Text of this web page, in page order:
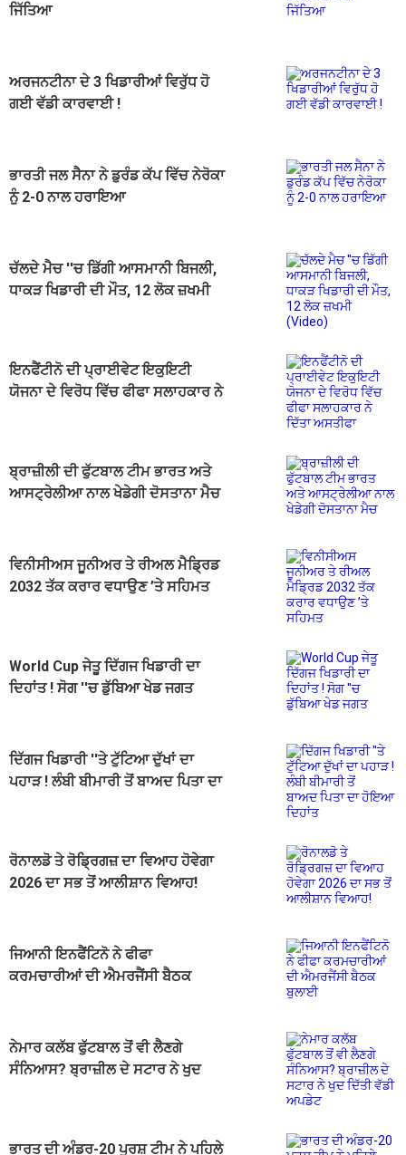
ਜਿੱਤਿਆ
ਅਰਜਨਟੀਨਾ ਦੇ 3 ਖਿਡਾਰੀਆਂ ਵਿਰੁੱਧ ਹੋ
ਗਈ ਵੱਡੀ ਕਾਰਵਾਈ !
ਭਾਰਤੀ ਜਲ ਸੈਨਾ ਨੇ ਡੁਰੰਡ ਕੱਪ ਵਿੱਚ ਨੇਰੋਕਾ
ਨੂੰ 2-0 ਨਾਲ ਹਰਾਇਆ
ਚੱਲਦੇ ਮੈਚ ''ਚ ਡਿੱਗੀ ਆਸਮਾਨੀ ਬਿਜਲੀ,
ਧਾਕੜ ਖਿਡਾਰੀ ਦੀ ਮੌਤ, 12 ਲੋਕ ਜ਼ਖਮੀ
ਇਨਫੈਂਟੀਨੋ ਦੀ ਪ੍ਰਾਈਵੇਟ ਇਕੁਇਟੀ
ਯੋਜਨਾ ਦੇ ਵਿਰੋਧ ਵਿੱਚ ਫੀਫਾ ਸਲਾਹਕਾਰ ਨੇ
ਬ੍ਰਾਜ਼ੀਲੀ ਦੀ ਫੁੱਟਬਾਲ ਟੀਮ ਭਾਰਤ ਅਤੇ
ਆਸਟ੍ਰੇਲੀਆ ਨਾਲ ਖੇਡੇਗੀ ਦੋਸਤਾਨਾ ਮੈਚ
ਵਿਨੀਸੀਅਸ ਜੂਨੀਅਰ ਤੇ ਰੀਅਲ ਮੈਡ੍ਰਿਡ
2032 ਤੱਕ ਕਰਾਰ ਵਧਾਉਣ ’ਤੇ ਸਹਿਮਤ
World Cup ਜੇਤੂ ਦਿੱਗਜ ਖਿਡਾਰੀ ਦਾ
ਦਿਹਾਂਤ ! ਸੋਗ ''ਚ ਡੁੱਬਿਆ ਖੇਡ ਜਗਤ
ਦਿੱਗਜ ਖਿਡਾਰੀ ''ਤੇ ਟੁੱਟਿਆ ਦੁੱਖਾਂ ਦਾ
ਪਹਾੜ ! ਲੰਬੀ ਬੀਮਾਰੀ ਤੋਂ ਬਾਅਦ ਪਿਤਾ ਦਾ
ਰੋਨਾਲਡੋ ਤੇ ਰੋਡ੍ਰਿਗਜ਼ ਦਾ ਵਿਆਹ ਹੋਵੇਗਾ
2026 ਦਾ ਸਭ ਤੋਂ ਆਲੀਸ਼ਾਨ ਵਿਆਹ!
ਜਿਆਨੀ ਇਨਫੈਂਟਿਨੋ ਨੇ ਫੀਫਾ
ਕਰਮਚਾਰੀਆਂ ਦੀ ਐਮਰਜੈਂਸੀ ਬੈਠਕ
ਨੇਮਾਰ ਕਲੱਬ ਫੁੱਟਬਾਲ ਤੋਂ ਵੀ ਲੈਣਗੇ
ਸੰਨਿਆਸ? ਬ੍ਰਾਜ਼ੀਲ ਦੇ ਸਟਾਰ ਨੇ ਖੁਦ
ਭਾਰਤ ਦੀ ਅੰਡਰ-20 ਪੁਰਸ਼ ਟੀਮ ਨੇ ਪਹਿਲੇ